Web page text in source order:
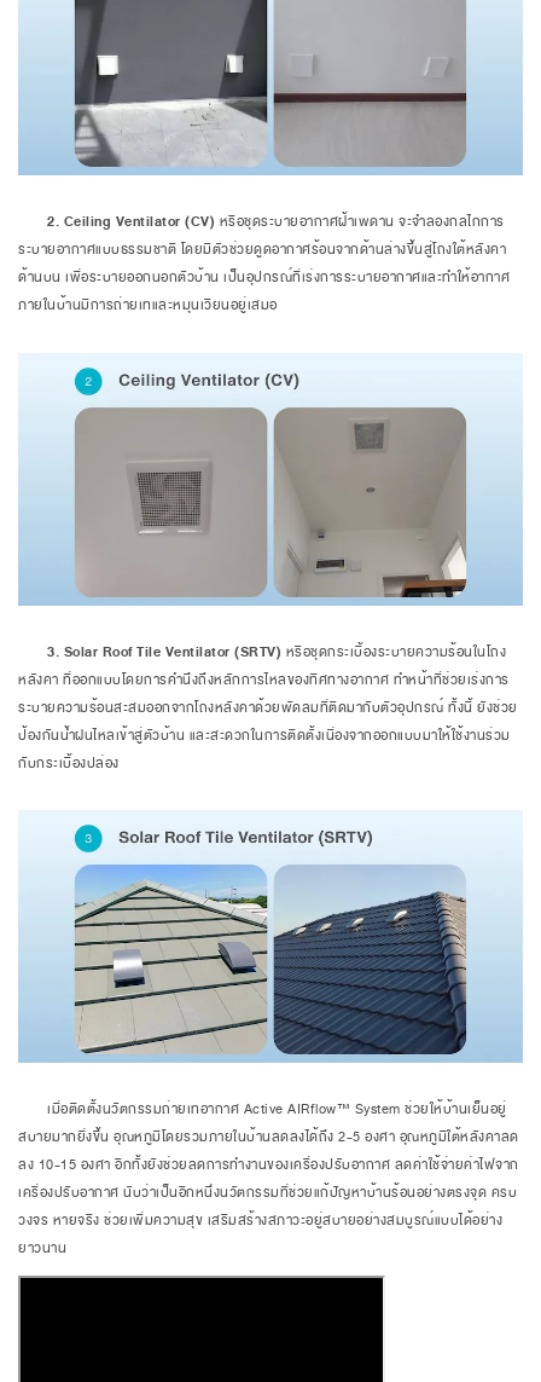
2. Ceiling Ventilator (CV) หรือชุดระบายอากาศฝ้าเพดาน จะจำลองกลไกการ
ระบายอากาศแบบธรรมชาติ โดยมีตัวช่วยดูดอากาศร้อนจากด้านล่างขึ้นสู่โถงใต้หลังคา
ด้านบน เพื่อระบายออกนอกตัวบ้าน เป็นอุปกรณ์ที่เร่งการระบายอากาศและทำให้อากาศ
ภายในบ้านมีการถ่ายเทและหมุนเวียนอยู่เสมอ
3. Solar Roof Tile Ventilator (SRTV) หรือชุดกระเบื้องระบายความร้อนในโถง
หลังคา ที่ออกแบบโดยการคำนึงถึงหลักการไหลของทิศทางอากาศ ทำหน้าที่ช่วยเร่งการ
ระบายความร้อนสะสมออกจากโถงหลังคาด้วยพัดลมที่ติดมากับตัวอุปกรณ์ ทั้งนี้ ยังช่วย
ป้องกันน้ำฝนไหลเข้าสู่ตัวบ้าน และสะดวกในการติดตั้งเนื่องจากออกแบบมาให้ใช้งานร่วม
กับกระเบื้องปล่อง
เมื่อติดตั้งนวัตกรรมถ่ายเทอากาศ Active AIRflow™ System ช่วยให้บ้านเย็นอยู่
สบายมากยิ่งขึ้น อุณหภูมิโดยรวมภายในบ้านลดลงได้ถึง 2-5 องศา อุณหภูมิใต้หลังคาลด
ลง 10-15 องศา อีกทั้งยังช่วยลดการทำงานของเครื่องปรับอากาศ ลดค่าใช้จ่ายค่าไฟจาก
เครื่องปรับอากาศ นับว่าเป็นอีกหนึ่งนวัตกรรมที่ช่วยแก้ปัญหาบ้านร้อนอย่างตรงจุด ครบ
วงจร หายจริง ช่วยเพิ่มความสุข เสริมสร้างสภาวะอยู่สบายอย่างสมบูรณ์แบบได้อย่าง
ยาวนาน